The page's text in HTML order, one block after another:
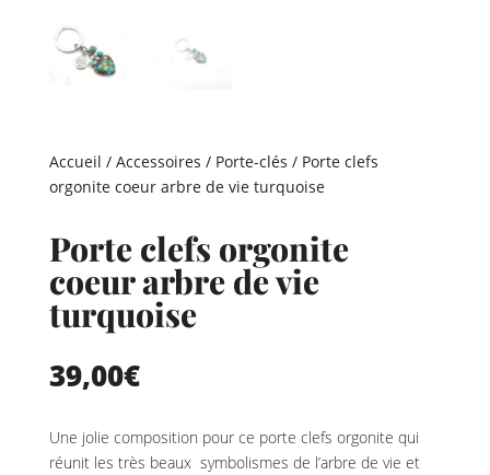
Accueil / Accessoires / Porte-clés / Porte clefs
orgonite coeur arbre de vie turquoise
Porte clefs orgonite
coeur arbre de vie
turquoise
39,00€
Une jolie composition pour ce porte clefs orgonite qui
réunit les très beaux symbolismes de l’arbre de vie et